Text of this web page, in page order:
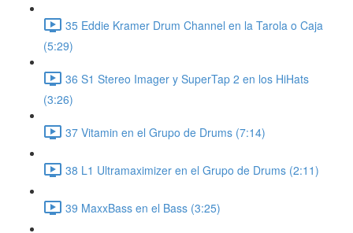
35 Eddie Kramer Drum Channel en la Tarola o Caja
(5:29)
36 S1 Stereo Imager y SuperTap 2 en los HiHats
(3:26)
37 Vitamin en el Grupo de Drums (7:14)
38 L1 Ultramaximizer en el Grupo de Drums (2:11)
39 MaxxBass en el Bass (3:25)